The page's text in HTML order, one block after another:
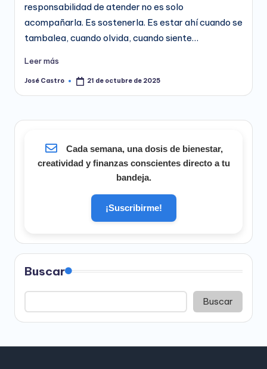
responsabilidad de atender no es solo
acompañarla. Es sostenerla. Es estar ahí cuando se
tambalea, cuando olvida, cuando siente…
Leer más
Publicado
José Castro 21 de octubre de 2025
Cada semana, una dosis de bienestar,
creatividad y finanzas conscientes directo a tu
bandeja.
¡Suscribirme!
Buscar
Buscar